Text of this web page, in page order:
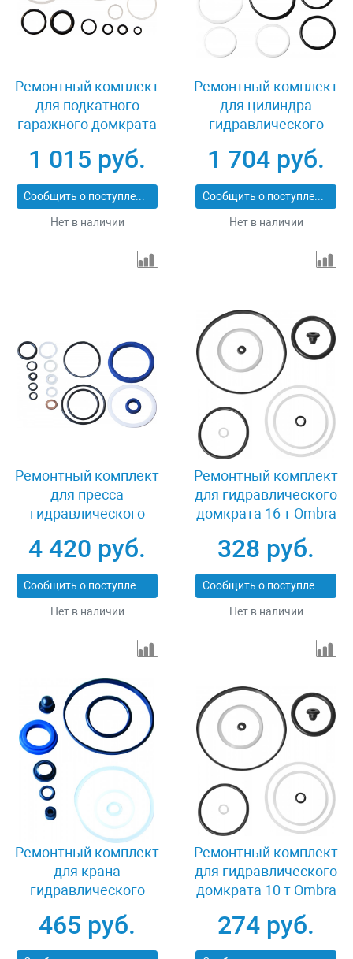
Ремонтный комплект
для подкатного
гаражного домкрата
OHT230RK
1 015 руб.
Сообщить о поступлении
Нет в наличии
Ремонтный комплект
для цилиндра
гидравлического
(OHT510M) 10 т Ombra
OHT510MRK
1 704 руб.
Сообщить о поступлении
Нет в наличии
Ремонтный комплект
для пресса
гидравлического
(OHT620M) 20 т Ombra
OHT620MRK
4 420 руб.
Сообщить о поступлении
Нет в наличии
Ремонтный комплект
для гидравлического
домкрата 16 т Ombra
328 руб.
Сообщить о поступлении
Нет в наличии
Ремонтный комплект
для крана
гидравлического
1 т Ombra OHT701MRK
465 руб.
Ремонтный комплект
для гидравлического
домкрата 10 т Ombra
274 руб.